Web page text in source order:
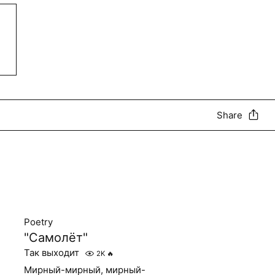
Share
Poetry
"Самолёт"
Так выходит 2K 🔥
Мирный-мирный, мирный-